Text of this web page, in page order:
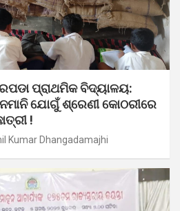
ପ୍ରାଥମିକ ବିଦ୍ୟାଳୟ:
ଯୋଗୁଁ ଶ୍ରେଣୀ କୋଠରୀରେ
!
Kumar Dhangadamajhi